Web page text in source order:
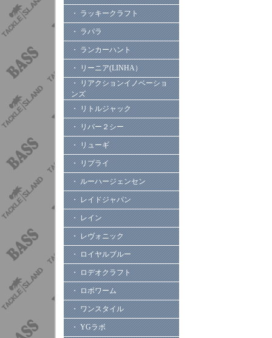
・ ラッキークラフト
・ ラパラ
・ ランカーハント
・ リーニア(LINHA）
・ リアクションイノベーショ
ンズ
・ リトルジャック
・ リバー２シー
・ リューギ
・ リプライ
・ ルーハージェンセン
・ レイドジャパン
・ レイン
・ レヴォニック
・ ロイヤルブルー
・ ロデオクラフト
・ ロボワーム
・ ワンスタイル
・ YGラボ